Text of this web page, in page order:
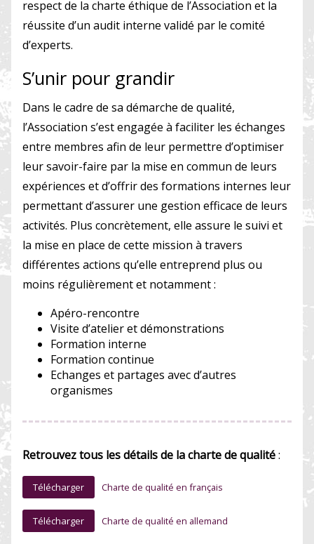
respect de la charte éthique de l’Association et la
réussite d’un audit interne validé par le comité
d’experts.
S’unir pour grandir
Dans le cadre de sa démarche de qualité,
l’Association s’est engagée à faciliter les échanges
entre membres afin de leur permettre d’optimiser
leur savoir-faire par la mise en commun de leurs
expériences et d’offrir des formations internes leur
permettant d’assurer une gestion efficace de leurs
activités. Plus concrètement, elle assure le suivi et
la mise en place de cette mission à travers
différentes actions qu’elle entreprend plus ou
moins régulièrement et notamment :
Apéro-rencontre
Visite d’atelier et démonstrations
Formation interne
Formation continue
Echanges et partages avec d’autres
organismes
Retrouvez tous les détails de la charte de qualité:
Charte de qualité en français
Télécharger
Charte de qualité en allemand
Télécharger